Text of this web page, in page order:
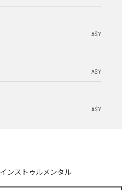
A$Y
A$Y
A$Y
インストゥルメンタル